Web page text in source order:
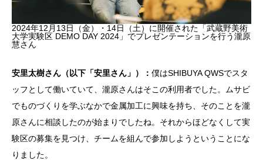
2024年12⽉13⽇（金）・14日（土）に開催された「武蔵野美術
大学実験区 DEMO DAY 2024」でプレゼンテーションを行う瀧原
慧さん
安里太樹さん（以下「安里さん」）： 僕はSHIBUYA QWSでスタ
ッフとして働いていて、瀧原さんはそこの利用者でした。ムサビ
でものづくりを学ぶなかで金属加工に興味を持ち、そのことを瀧
原さんに相談したのが始まりでしたね。それからほどなくして実
験区の募集を見つけ、チームを組んで参加しようということにな
りました。